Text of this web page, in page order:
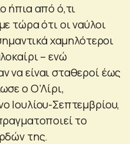
ήπια από ό,τι
τώρα ότι οι ναύλοι
χαμηλότεροι
– ενώ
να είναι σταθεροί έως
ο Ο’Λίρι,
Ιουλίου-Σεπτεμβρίου,
το
της.